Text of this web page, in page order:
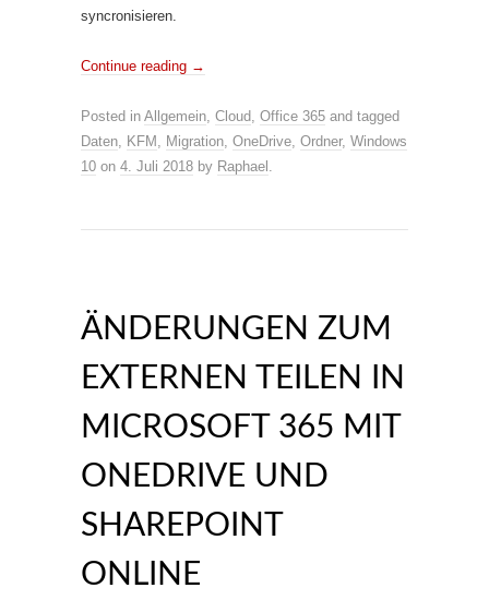
syncronisieren.
Continue reading →
Posted in Allgemein, Cloud, Office 365 and tagged
Daten, KFM , Migration, OneDrive, Ordner, Windows
10 on 4. Juli 2018 by Raphael .
ÄNDERUNGEN ZUM
EXTERNEN TEILEN IN
MICROSOFT 365 MIT
ONEDRIVE UND
SHAREPOINT
ONLINE